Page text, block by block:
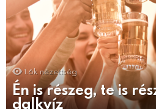
1.6k nézettség
Én is részeg, te is
dalkvíz